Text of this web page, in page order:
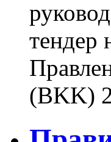
тендер
(BKK)